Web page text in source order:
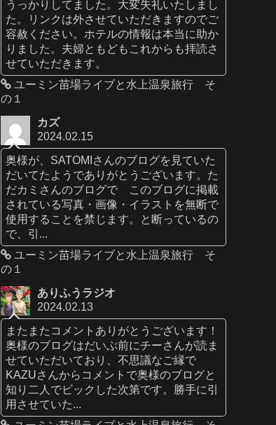
うっかりしてました。大変失礼いたしまし
た。リンクは外させていただきますのでご
容赦ください。ホテルの情報は本当に助か
りました。夫婦ともどもこれからも拝読さ
せていただきます。
ユーミン苗場ライブと水上温泉旅行 そ
の１
カズ
2024.02.15
奥様が、SATOMIさんのブログを見ていた
だいてたようでありがとうございます。た
だカミさんのブログで このブログに掲載
されている写真・画像・イラストを無断で
使用することを禁じます。と断っているの
で、引...
ユーミン苗場ライブと水上温泉旅行 そ
の１
ありふうラジオ
2024.02.13
またまたコメントありがとうございます！
奥様のブログはだいぶ前にチーさんが読ま
せていただいており、不思議なご縁で
KAZUさんからコメントで奥様のブログと
知り二人でビックした次第です。勝手に引
用させていた...